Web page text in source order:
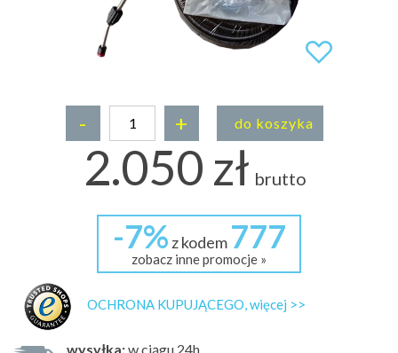
- + do koszyka
2.050 zł brutto
-7% z kodem 777
zobacz inne promocje »
OCHRONA KUPUJĄCEGO, więcej >>
wysyłka:w ciągu 24h